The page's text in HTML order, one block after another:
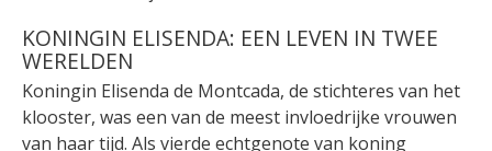
KONINGIN ELISENDA: EEN LEVEN IN TWEE
WERELDEN
Koningin Elisenda de Montcada, de stichteres van het
klooster, was een van de meest invloedrijke vrouwen
van haar tijd. Als vierde echtgenote van koning